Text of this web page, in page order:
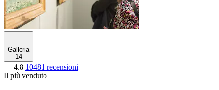
Galleria
14
4.8 10481 recensioni
Il più venduto